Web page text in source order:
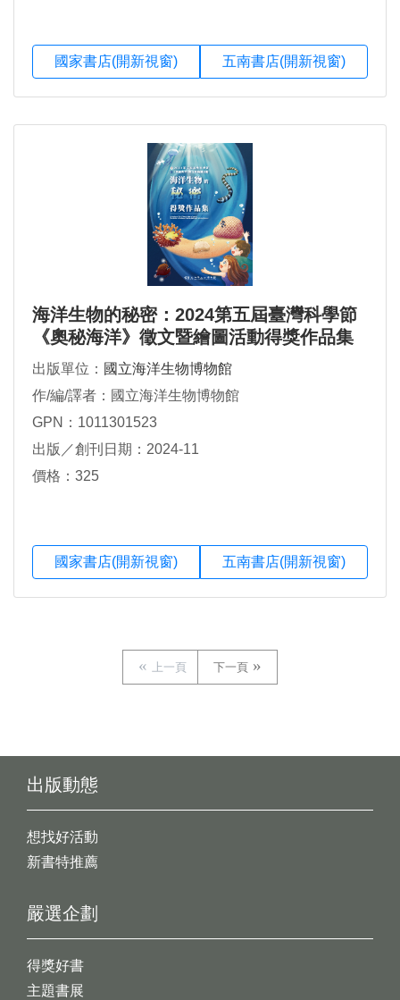
國家書店(開新視窗) 五南書店(開新視窗)
海洋生物的秘密：2024第五屆臺灣科學節
《奧秘海洋》徵文暨繪圖活動得獎作品集
出版單位： 國立海洋生物博物館
作/編/譯者：國立海洋生物博物館
GPN：1011301523
出版／創刊日期：2024-11
價格：325
國家書店(開新視窗) 五南書店(開新視窗)
上一頁 下一頁
出版動態
想找好活動
新書特推薦
嚴選企劃
得獎好書
主題書展